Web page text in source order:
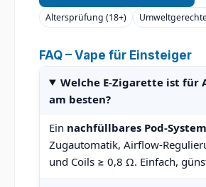
Altersprüfung (18+)
FAQ – Vape für Einsteiger
Welche E-Zigarette ist für
am besten?
Ein nachfüllbares Pod-System
Zugautomatik, Airflow-
und Coils ≥ 0,8 Ω. Einfach,